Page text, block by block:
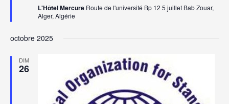
L'Hôtel Mercure Route de l'université Bp 12 5 juillet Bab Zouar,
Alger, Algérie
octobre 2025
DIM
26